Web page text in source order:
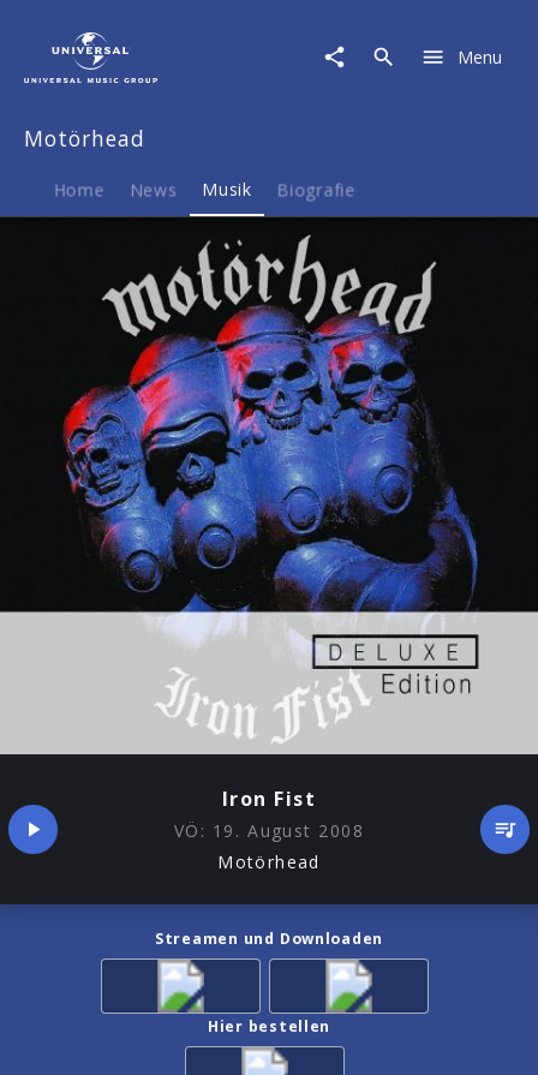
Fist
Menu
Motörhead
Home News Musik Biografie
Iron Fist
VÖ: 19. August 2008
Motörhead
Streamen und Downloaden
Hier bestellen